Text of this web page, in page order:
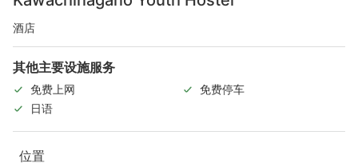
酒店
其他主要设施服务
免费上网
免费停车
日语
位置